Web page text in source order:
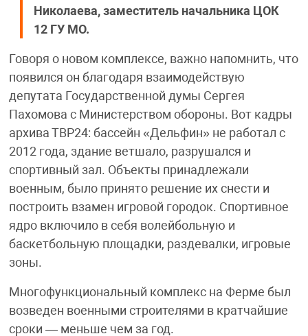
Николаева, заместитель начальника ЦОК
12 ГУ МО.
Говоря о новом комплексе, важно напомнить, что
появился он благодаря взаимодействую
депутата Государственной думы Сергея
Пахомова с Министерством обороны. Вот кадры
архива ТВР24: бассейн «Дельфин» не работал с
2012 года, здание ветшало, разрушался и
спортивный зал. Объекты принадлежали
военным, было принято решение их снести и
построить взамен игровой городок. Спортивное
ядро включило в себя волейбольную и
баскетбольную площадки, раздевалки, игровые
зоны.
Многофункциональный комплекс на Ферме был
возведен военными строителями в кратчайшие
сроки — меньше чем за год.